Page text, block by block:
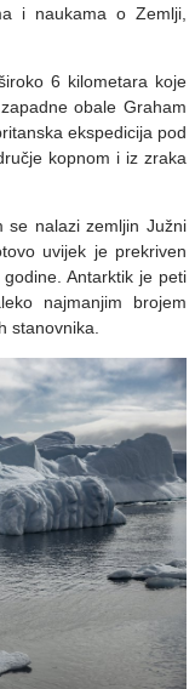
i naukama o Zemlji,
6 kilometara koje
obale Graham
ekspedicija pod
kopnom i iz zraka
se nalazi zemljin Južni
uvijek je prekriven
Antarktik je peti
najmanjim brojem
stanovnika.